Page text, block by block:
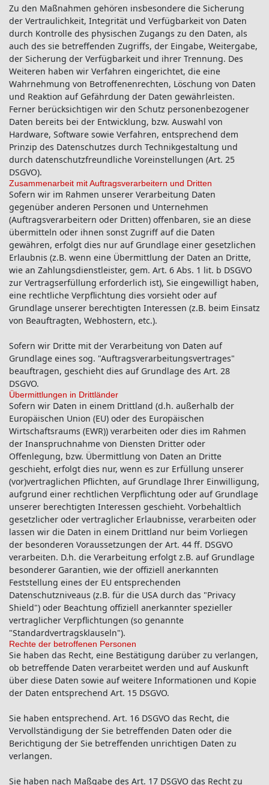
Zu den Maßnahmen gehören insbesondere die Sicherung
der Vertraulichkeit, Integrität und Verfügbarkeit von Daten
durch Kontrolle des physischen Zugangs zu den Daten, als
auch des sie betreffenden Zugriffs, der Eingabe, Weitergabe,
der Sicherung der Verfügbarkeit und ihrer Trennung. Des
Weiteren haben wir Verfahren eingerichtet, die eine
Wahrnehmung von Betroffenenrechten, Löschung von Daten
und Reaktion auf Gefährdung der Daten gewährleisten.
Ferner berücksichtigen wir den Schutz personenbezogener
Daten bereits bei der Entwicklung, bzw. Auswahl von
Hardware, Software sowie Verfahren, entsprechend dem
Prinzip des Datenschutzes durch Technikgestaltung und
durch datenschutzfreundliche Voreinstellungen (Art. 25
DSGVO).
Zusammenarbeit mit Auftragsverarbeitern und Dritten
Sofern wir im Rahmen unserer Verarbeitung Daten
gegenüber anderen Personen und Unternehmen
(Auftragsverarbeitern oder Dritten) offenbaren, sie an diese
übermitteln oder ihnen sonst Zugriff auf die Daten
gewähren, erfolgt dies nur auf Grundlage einer gesetzlichen
Erlaubnis (z.B. wenn eine Übermittlung der Daten an Dritte,
wie an Zahlungsdienstleister, gem. Art. 6 Abs. 1 lit. b DSGVO
zur Vertragserfüllung erforderlich ist), Sie eingewilligt haben,
eine rechtliche Verpflichtung dies vorsieht oder auf
Grundlage unserer berechtigten Interessen (z.B. beim Einsatz
von Beauftragten, Webhostern, etc.).
Sofern wir Dritte mit der Verarbeitung von Daten auf
Grundlage eines sog. "Auftragsverarbeitungsvertrages"
beauftragen, geschieht dies auf Grundlage des Art. 28
DSGVO.
Übermittlungen in Drittländer
Sofern wir Daten in einem Drittland (d.h. außerhalb der
Europäischen Union (EU) oder des Europäischen
Wirtschaftsraums (EWR)) verarbeiten oder dies im Rahmen
der Inanspruchnahme von Diensten Dritter oder
Offenlegung, bzw. Übermittlung von Daten an Dritte
geschieht, erfolgt dies nur, wenn es zur Erfüllung unserer
(vor)vertraglichen Pflichten, auf Grundlage Ihrer Einwilligung,
aufgrund einer rechtlichen Verpflichtung oder auf Grundlage
unserer berechtigten Interessen geschieht. Vorbehaltlich
gesetzlicher oder vertraglicher Erlaubnisse, verarbeiten oder
lassen wir die Daten in einem Drittland nur beim Vorliegen
der besonderen Voraussetzungen der Art. 44 ff. DSGVO
verarbeiten. D.h. die Verarbeitung erfolgt z.B. auf Grundlage
besonderer Garantien, wie der offiziell anerkannten
Feststellung eines der EU entsprechenden
Datenschutzniveaus (z.B. für die USA durch das "Privacy
Shield") oder Beachtung offiziell anerkannter spezieller
vertraglicher Verpflichtungen (so genannte
"Standardvertragsklauseln").
Rechte der betroffenen Personen
Sie haben das Recht, eine Bestätigung darüber zu verlangen,
ob betreffende Daten verarbeitet werden und auf Auskunft
über diese Daten sowie auf weitere Informationen und Kopie
der Daten entsprechend Art. 15 DSGVO.
Sie haben entsprechend. Art. 16 DSGVO das Recht, die
Vervollständigung der Sie betreffenden Daten oder die
Berichtigung der Sie betreffenden unrichtigen Daten zu
verlangen.
Sie haben nach Maßgabe des Art. 17 DSGVO das Recht zu